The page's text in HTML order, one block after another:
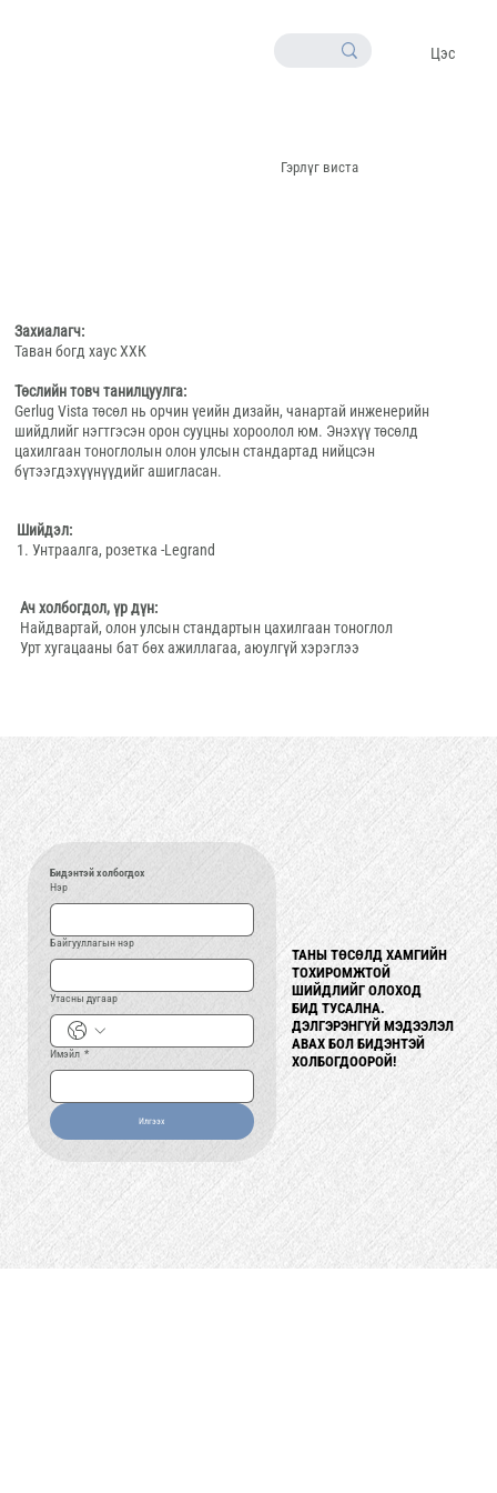
Цэс
Гэрлүг виста
Шийдэл:
1. Унтраалга, розетка -Legrand
Захиалагч:
Таван богд хаус ХХК
Төслийн товч танилцуулга:
Gerlug Vista төсөл нь орчин үеийн дизайн, чанартай инженерийн
шийдлийг нэгтгэсэн орон сууцны хороолол юм. Энэхүү төсөлд
цахилгаан тоноглолын олон улсын стандартад нийцсэн
бүтээгдэхүүнүүдийг ашигласан.
Ач холбогдол, үр дүн:
Найдвартай, олон улсын стандартын цахилгаан тоноглол
Урт хугацааны бат бөх ажиллагаа, аюулгүй хэрэглээ
Бидэнтэй холбогдох
Нэр
Байгууллагын нэр
Утасны дугаар
Имэйл *
Илгээх
ТАНЫ ТӨСӨЛД ХАМГИЙН
ТОХИРОМЖТОЙ
ШИЙДЛИЙГ О�ЛОХОД
БИД ТУСАЛНА.
ДЭЛГЭРЭНГҮЙ МЭДЭЭЛЭЛ
АВАХ БОЛ БИДЭНТЭЙ
ХОЛБОГДООРОЙ!
ТАНЫ ТӨСӨЛД ХАМГИЙН
ТОХИРОМЖТОЙ
ШИЙДЛИЙГ ОЛОХОД
БИД ТУСАЛНА.
ДЭЛГЭРЭНГҮЙ МЭДЭЭЛЭЛ
АВАХ БОЛ БИДЭНТЭЙ
ХОЛБОГДООРОЙ!